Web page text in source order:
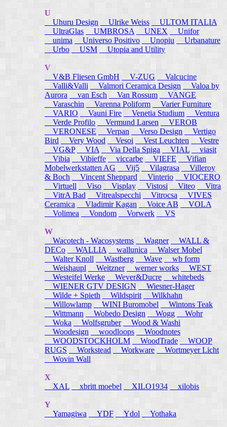
U
Uhuru Design
Ulrike Weiss
ULTOM ITALIA
UltraGlas
UMBROSA UNEX
Unifor
unima
Universo Positivo Unopiu
Urbanature
Urbo
USM Utopia and Utility
V
V&B Fliesen GmbH
V-ZUG
Valcucine
Valli&Valli
Valmori Ceramica Design
Valoa by
Aurora
van Esch Van Rossum
VANGE
Varaschin
Varenna Poliform
Varier Furniture
VARIO
Vauni Fire Venetia Studium
Ventura
Verde Profilo
Vermund Larsen
VEROB
VERONESE
Verpan Verso Design
Vertigo
Bird
Very Wood Vesoi Vest Leuchten
Vestre
VG&P
VIA Via Della Spiga VIAL
viasit
Vibia
Vibieffe viccarbe VIEFE
Vifian
Mobelwerkstatten AG
Vij5 Vilagrasa
Villeroy
& Boch
Vincent Sheppard Vinterio
VIOCERO
Virtuell
Viso Visplay Vistosi Viteo
Vitra
VitrA Bad
Vitrealspecchi Vitrocsa
VIVES
Ceramica
Vladimir Kagan Voice AB
VOLA
Volimea
Vondom Vorwerk VS
W
Wacotech - Wacosystems
Wagner
WALL &
DECo
WALLIA wallunica
Walser Mobel
Walter Knoll
Wastberg Wave
wb form
Weishaupl
Weitzner werner works
WEST
Westeifel Werke
Wever&Ducre
whitebeds
WIENER GTV DESIGN
Wiesner-Hager
Wilde + Spieth
Wildspirit
Wilkhahn
Willowlamp
WINI Buromobel
Wintons Teak
Wittmann
Wobedo Design Wogg
Wohr
Woka
Wolfsgruber
Wood & Washi
Woodesign
woodloops
Woodnotes
WOODSTOCKHOLM
WoodTrade
WOOP
RUGS
Workstead Workware
Wortmeyer Licht
Wovin Wall
X
XAL
xbritt moebel XILO1934 xilobis
Y
Yamagiwa
YDF Ydol Yothaka